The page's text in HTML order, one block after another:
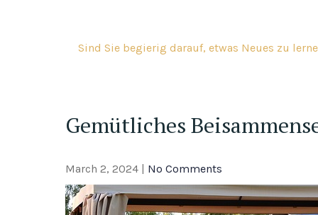
Sind Sie begierig darauf, etwas Neues zu
Gemütliches
March 2, 2024 | No Comments